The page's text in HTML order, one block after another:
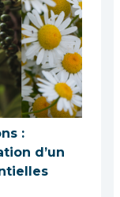
:
d’un